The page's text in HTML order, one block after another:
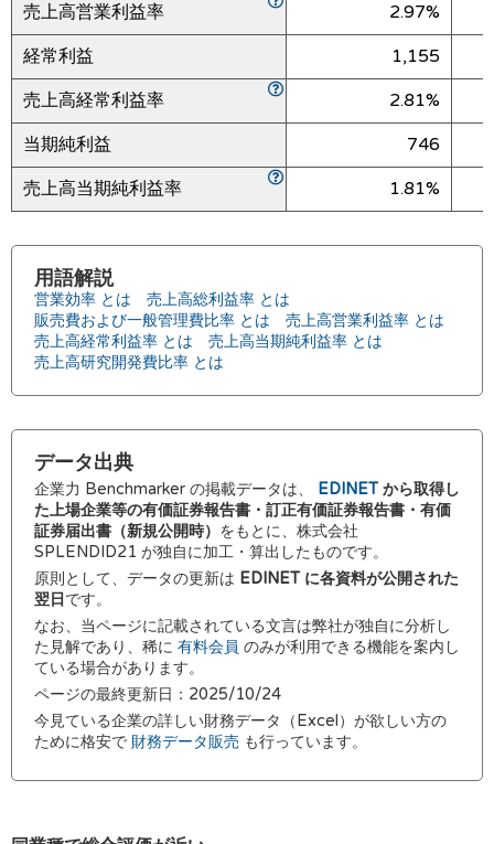
売上高営業利益率
2.97%
経常利益
1,155
売上高経常利益率
2.81%
当期純利益
746
売上高当期純利益率
1.81%
用語解説
営業効率 とは
売上高総利益率 とは
販売費および一般管理費比率 とは
売上高営業利益率 とは
売上高経常利益率 とは
売上高当期純利益率 とは
売上高研究開発費比率 とは
データ出典
企業力 Benchmarker の掲載データは、 EDINETから取得し
た上場企業等の有価証券報告書・訂正有価証券報告書・有価
証券届出書（新規公開時） をもとに、株式会社
SPLENDID21 が独自に加工・算出したものです。
原則として、データの更新は EDINET に各資料が公開された
翌日 です。
なお、当ページに記載されている文言は弊社が独自に分析し
た見解であり、稀に 有料会員 のみが利用できる機能を案内し
ている場合があります。
ページの最終更新日：2025/10/24
今見ている企業の詳しい財務データ（Excel）が欲しい方の
ために格安で 財務データ販売 も行っています。